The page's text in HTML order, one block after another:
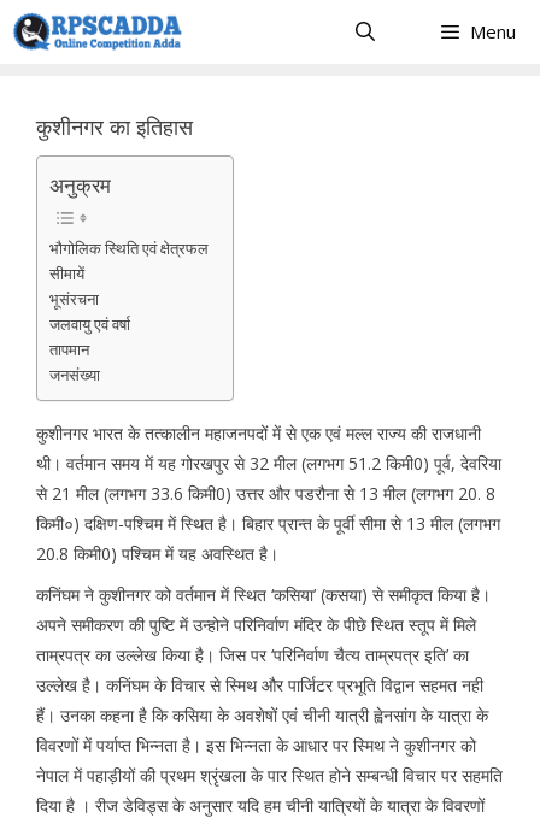
Skip
to
Menu
कुशीनगर का इतिहास
अनुक्रम
भौगोलिक स्थिति एवं क्षेत्रफल
सीमायें
भूसंरचना
जलवायु एवं वर्षा
तापमान
जनसंख्या
कुशीनगर भारत के तत्कालीन महाजनपदों में से एक एवं मल्ल राज्य की राजधानी
थी। वर्तमान समय में यह गोरखपुर से 32 मील (लगभग 51.2 किमी0) पूर्व, देवरिया
से 21 मील (लगभग 33.6 किमी0) उत्तर और पडरौना से 13 मील (लगभग 20. 8
किमी०) दक्षिण-पश्चिम में स्थित है। बिहार प्रान्त के पूर्वी सीमा से 13 मील (लगभग
20.8 किमी0) पश्चिम में यह अवस्थित है।
कनिंघम ने कुशीनगर को वर्तमान में स्थित ‘कसिया’ (कसया) से समीकृत किया है।
अपने समीकरण की पुष्टि में उन्होने परिनिर्वाण मंदिर के पीछे स्थित स्तूप में मिले
ताम्रपत्र का उल्लेख किया है। जिस पर ‘परिनिर्वाण चैत्य ताम्रपत्र इति’ का
उल्लेख है। कनिंघम के विचार से स्मिथ और पार्जिटर प्रभूति विद्वान सहमत नही
हैं। उनका कहना है कि कसिया के अवशेषों एवं चीनी यात्री ह्वेनसांग के यात्रा के
विवरणों में पर्याप्त भिन्नता है। इस भिन्नता के आधार पर स्मिथ ने कुशीनगर को
नेपाल में पहाड़ीयों की प्रथम श्रृंखला के पार स्थित होने सम्बन्धी विचार पर सहमति
दिया है । रीज डेविड्स के अनुसार यदि हम चीनी यात्रियों के यात्रा के विवरणों